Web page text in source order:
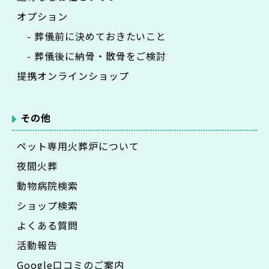
オプション
- 葬儀前に決めておきたいこと
- 葬儀後に納骨・散骨をご検討
提携オンラインショップ
その他
ペット専用火葬炉について
夜間火葬
動物病院検索
ショップ検索
よくある質問
活動報告
Google口コミのご案内